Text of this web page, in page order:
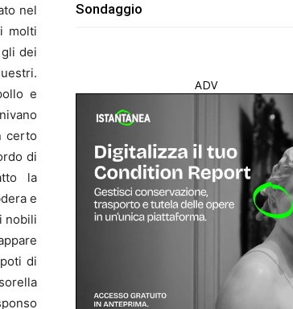
nel
molti
dei
e
certo
di
la
e
nobili
di
Sondaggio
ADV